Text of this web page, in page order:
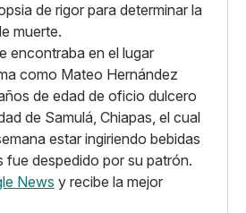
de rigor para determinar la
muerte.
encontraba en el lugar
como Mateo Hernández
de edad de oficio dulcero
de Samulá, Chiapas, el cual
estar ingiriendo bebidas
fue despedido por su patrón.
News y recibe la mejor